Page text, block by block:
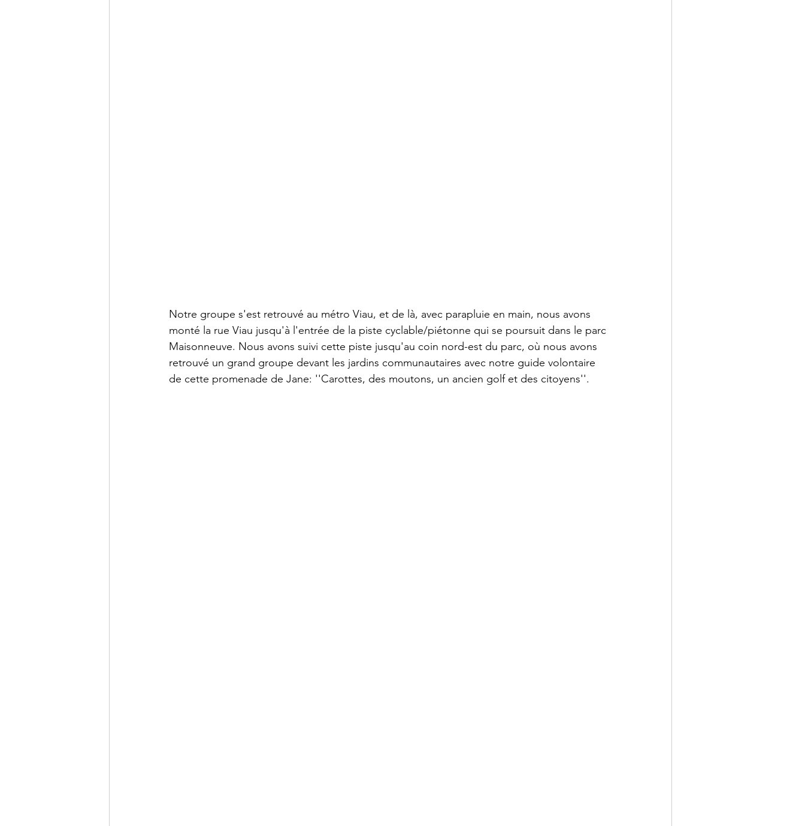
Notre groupe s'est retrouvé au métro Viau, et de là, avec parapluie en main, nous avons
monté la rue Viau jusqu'à l'entrée de la piste cyclable/piétonne qui se poursuit dans le parc
Maisonneuve. Nous avons suivi cette piste jusqu'au coin nord-est du parc, où nous avons
retrouvé un grand groupe devant les jardins communautaires avec notre guide volontaire
de cette promenade de Jane: ''Carottes, des moutons, un ancien golf et des citoyens''.